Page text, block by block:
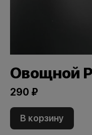
Овощной
290 ₽
В корзину